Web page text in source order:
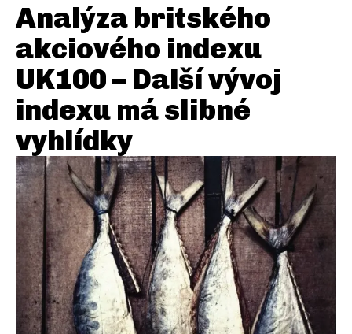
Analýza britského
akciového indexu
UK100 – Další vývoj
indexu má slibné
vyhlídky